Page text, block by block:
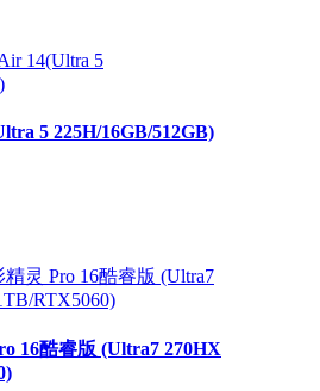
5 225H/16GB/512GB)
16酷睿版 (Ultra7 270HX